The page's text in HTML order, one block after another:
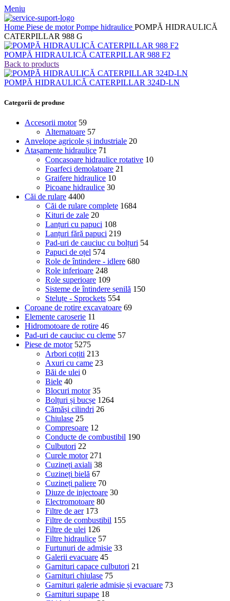
Meniu
Home Piese de motorPompe hidraulice POMPĂ HIDRAULICĂ
CATERPILLAR 988 G
POMPĂ HIDRAULICĂ CATERPILLAR 988 F2
Back to products
POMPĂ HIDRAULICĂ CATERPILLAR 324D-LN
Categorii de produse
Accesorii motor 59
Alternatoare 57
Anvelope agricole și industriale 20
Atașamente hidraulice 71
Concasoare hidraulice rotative 10
Foarfeci demolatoare 21
Graifere hidraulice 10
Picoane hidraulice 30
Căi de rulare 4400
Căi de rulare complete 1684
Kituri de zale 20
Lanțuri cu papuci 108
Lanțuri fără papuci 219
Pad-uri de cauciuc cu bolțuri 54
Papuci de oțel 574
Role de întindere - idlere 680
Role inferioare 248
Role superioare 109
Sisteme de întindere șenilă 150
Steluțe - Sprockets 554
Coroane de rotire excavatoare 69
Elemente caroserie 11
Hidromotoare de rotire 46
Pad-uri de cauciuc cu cleme 57
Piese de motor 5275
Arbori coțiti 213
Axuri cu came 23
Băi de ulei 0
Biele 40
Blocuri motor 35
Bolțuri și bucșe 1264
Cămăși cilindri 26
Chiulase 25
Compresoare 12
Conducte de combustibil 190
Culbutori 22
Curele motor 271
Cuzineți axiali 38
Cuzineți bielă 67
Cuzineți paliere 70
Diuze de injectoare 30
Electromotoare 80
Filtre de aer 173
Filtre de combustibil 155
Filtre de ulei 126
Filtre hidraulice 57
Furtunuri de admisie 33
Galerii evacuare 45
Garnituri capace culbutori 21
Garnituri chiulase 75
Garnituri galerie admisie și evacuare 73
Garnituri supape 18